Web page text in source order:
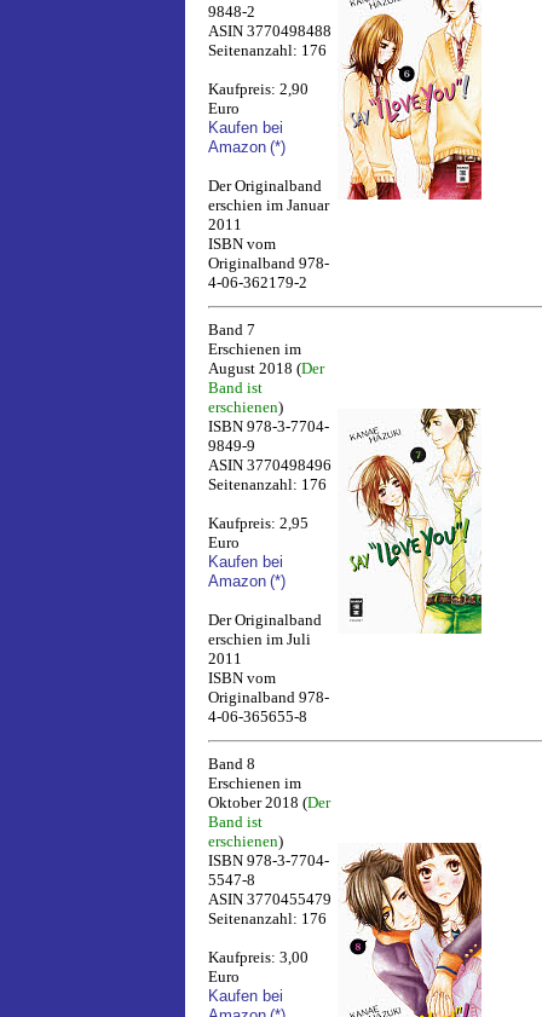
9848-2
ASIN 3770498488
Seitenanzahl: 176
Kaufpreis: 2,90
Euro
Kaufen bei
Amazon (*)
Der Originalband
erschien im Januar
2011
ISBN vom
Originalband 978-
4-06-362179-2
Band 7
Erschienen im
August 2018 (Der
Band ist
erschienen)
ISBN 978-3-7704-
9849-9
ASIN 3770498496
Seitenanzahl: 176
Kaufpreis: 2,95
Euro
Kaufen bei
Amazon (*)
Der Originalband
erschien im Juli
2011
ISBN vom
Originalband 978-
4-06-365655-8
Band 8
Erschienen im
Oktober 2018 (Der
Band ist
erschienen)
ISBN 978-3-7704-
5547-8
ASIN 3770455479
Seitenanzahl: 176
Kaufpreis: 3,00
Euro
Kaufen bei